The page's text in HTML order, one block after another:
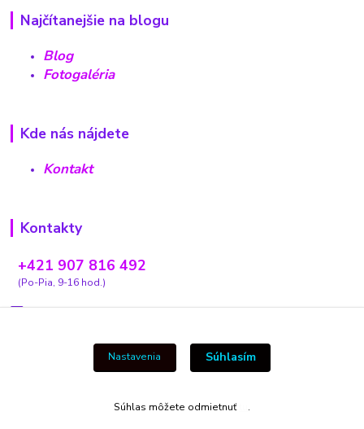
Najčítanejšie na blogu
Blog
Fotogaléria
Kde nás nájdete
Kontakt
Kontakty
+421 907 816 492
(Po-Pia, 9-16 hod.)
carovnyobchodik13@gmail.com
Vytvorené na Eshop-rychlo.sk
Nastavenia Súhlasím
Súhlas môžete odmietnuť .